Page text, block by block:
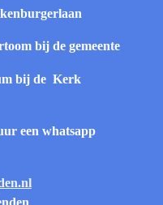
bij de gemeente
bij de Kerk
een whatsapp